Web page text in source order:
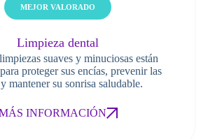
MEJOR VALORADO
Limpieza dental
suaves y minuciosas están
proteger sus encías, prevenir las
mantener su sonrisa saludable.
INFORMACIÓN